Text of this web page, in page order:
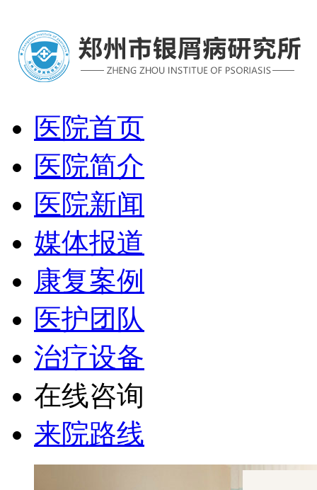
医院首页
医院简介
医院新闻
媒体报道
康复案例
医护团队
治疗设备
在线咨询
来院路线